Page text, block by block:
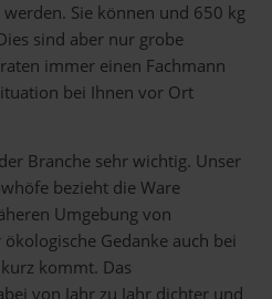
Sie können und 650 kg
sind aber nur grobe
immer einen Fachmann
bei Ihnen vor Ort
Branche sehr wichtig. Unser
bezieht die Ware
Umgebung von
Gedanke auch bei
kommt. Das
von Jahr zu Jahr dichter und